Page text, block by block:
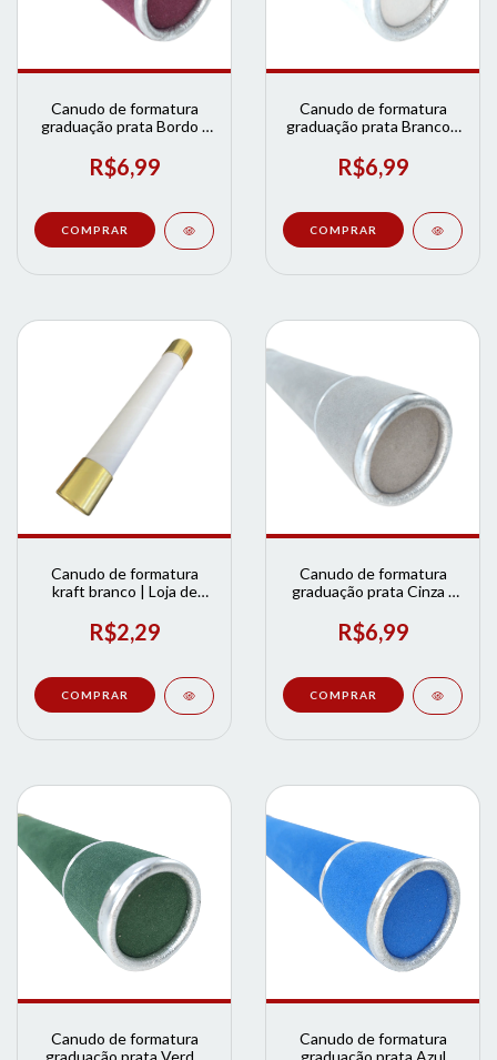
Canudo de formatura
graduação prata Bordo |
R$6,99
Canudo de formatura
graduação prata Branco |
R$6,99
Canudo de formatura
kraft branco | Loja de
R$2,29
COMPRAR
Canudo de formatura
graduação prata Cinza |
R$6,99
Canudo de formatura
graduação prata Verde
Canudo de formatura
graduação prata Azul